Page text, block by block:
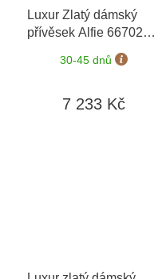
Luxur Zlatý dámský
přívěsek Alfie 6670244
+ možnost výměny do
90 dní
30-45 dnů
7 233 Kč